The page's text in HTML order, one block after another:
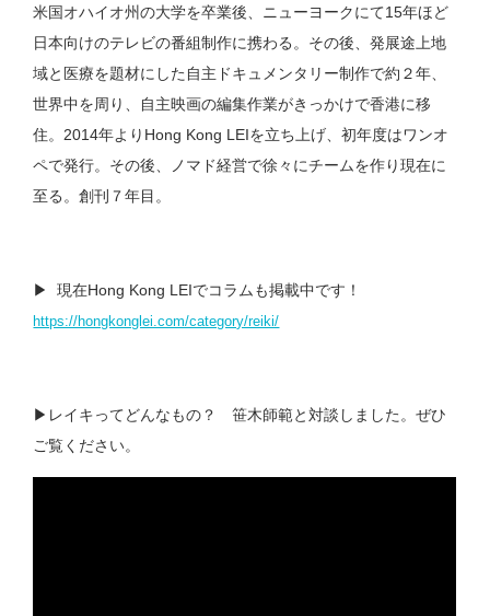
米国オハイオ州の大学を卒業後、ニューヨークにて15年ほど
日本向けのテレビの番組制作に携わる。その後、発展途上地
域と医療を題材にした自主ドキュメンタリー制作で約２年、
世界中を周り、自主映画の編集作業がきっかけで香港に移
住。2014年よりHong Kong LEIを立ち上げ、初年度はワンオ
ペで発行。その後、ノマド経営で徐々にチームを作り現在に
至る。創刊７年目。
▶︎ 現在Hong Kong LEIでコラムも掲載中です！
https://hongkonglei.com/category/reiki/
▶︎レイキってどんなもの？ 笹木師範と対談しました。ぜひ
ご覧ください。